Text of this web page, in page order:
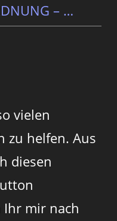
– …
vielen
zu helfen. Aus
diesen
mir nach